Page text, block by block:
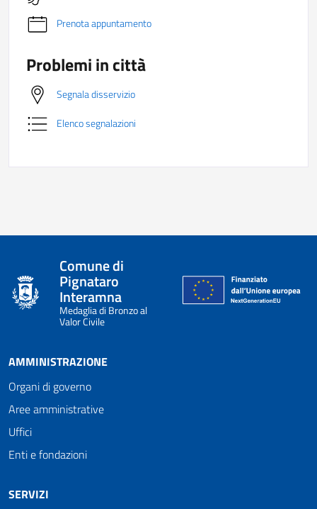
Prenota appuntamento
Problemi in città
Segnala disservizio
Elenco segnalazioni
Comune di
Pignataro
Interamna
Medaglia di Bronzo al
Valor Civile
AMMINISTRAZIONE
Organi di governo
Aree amministrative
Uffici
Enti e fondazioni
SERVIZI